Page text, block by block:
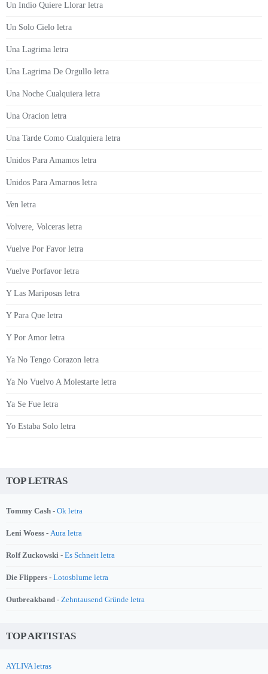
Un Indio Quiere Llorar letra
Un Solo Cielo letra
Una Lagrima letra
Una Lagrima De Orgullo letra
Una Noche Cualquiera letra
Una Oracion letra
Una Tarde Como Cualquiera letra
Unidos Para Amamos letra
Unidos Para Amarnos letra
Ven letra
Volvere, Volceras letra
Vuelve Por Favor letra
Vuelve Porfavor letra
Y Las Mariposas letra
Y Para Que letra
Y Por Amor letra
Ya No Tengo Corazon letra
Ya No Vuelvo A Molestarte letra
Ya Se Fue letra
Yo Estaba Solo letra
TOP LETRAS
Tommy Cash - Ok letra
Leni Woess - Aura letra
Rolf Zuckowski - Es Schneit letra
Die Flippers - Lotosblume letra
Outbreakband - Zehntausend Gründe letra
TOP ARTISTAS
AYLIVA letras